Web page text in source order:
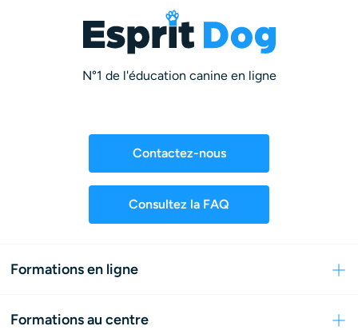
N°1 de l'éducation canine en ligne
Contactez-nous
Consultez la FAQ
Formations en ligne
Formations au centre